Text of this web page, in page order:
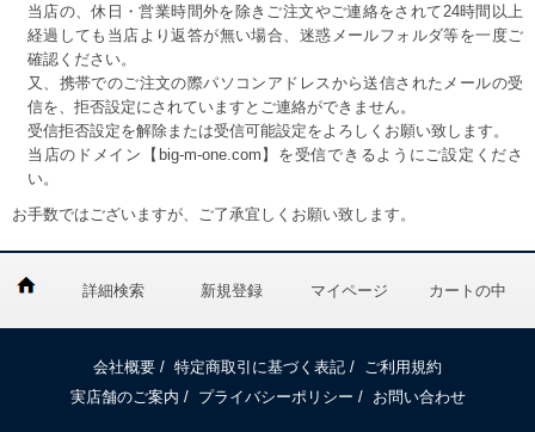
当店の、休日・営業時間外を除きご注文やご連絡をされて24時間以上
経過しても当店より返答が無い場合、迷惑メールフォルダ等を一度ご
確認ください。
又、携帯でのご注文の際パソコンアドレスから送信されたメールの受
信を、拒否設定にされていますとご連絡ができません。
受信拒否設定を解除または受信可能設定をよろしくお願い致します。
当店のドメイン【big-m-one.com】を受信できるようにご設定くださ
い。
お手数ではございますが、ご了承宜しくお願い致します。
詳細検索 新規登録 マイページ カートの中
会社概要 / 特定商取引に基づく表記 /
ご利用規約
実店舗のご案内 / プライバシーポリシー / お問い合わせ